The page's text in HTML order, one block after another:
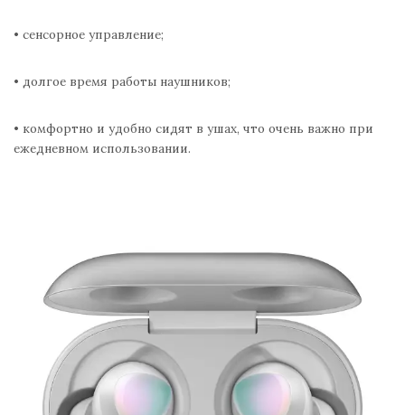
• сенсорное управление;
• долгое время работы наушников;
• комфортно и удобно сидят в ушах, что очень важно при
ежедневном использовании.